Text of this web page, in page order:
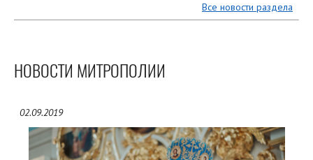
Все новости раздела
НОВОСТИ МИТРОПОЛИИ
02.09.2019